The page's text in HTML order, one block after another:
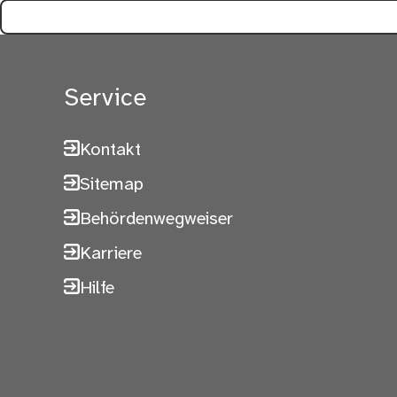
Service
Kontakt
Sitemap
Behördenwegweiser
Karriere
Hilfe